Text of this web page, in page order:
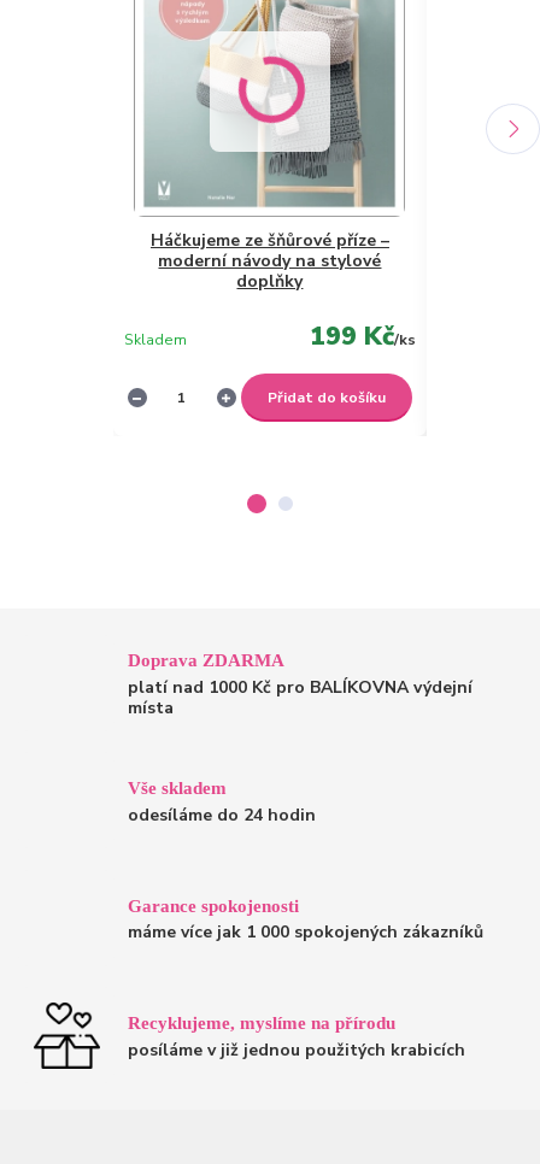
Háčkujeme ze šňůrové příze –
moderní návody na stylové
doplňky
199 Kč/ks
Skladem
Přidat do košíku
Doprava ZDARMA
platí nad 1000 Kč pro BALÍKOVNA výdejní
místa
Vše skladem
odesíláme do 24 hodin
Garance spokojenosti
máme více jak 1 000 spokojených zákazníků
Recyklujeme, myslíme na přírodu
posíláme v již jednou použitých krabicích